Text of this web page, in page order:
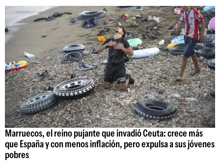
Marruecos, el reino pujante que invadió Ceuta: crece más
que España y con menos inflación, pero expulsa a sus jóvenes
pobres